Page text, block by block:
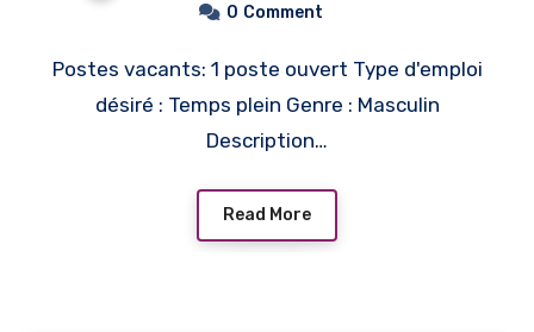
0 Comment
Postes vacants: 1 poste ouvert Type d'emploi
désiré : Temps plein Genre : Masculin
Description…
Read More